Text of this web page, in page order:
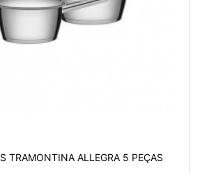
TRAMONTINA ALLEGRA 5 PEÇAS